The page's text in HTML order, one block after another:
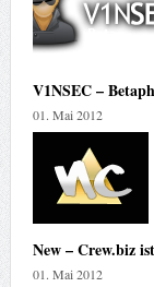
V1NSEC –
01. Mai 2012
New – Crew.biz
01. Mai 2012